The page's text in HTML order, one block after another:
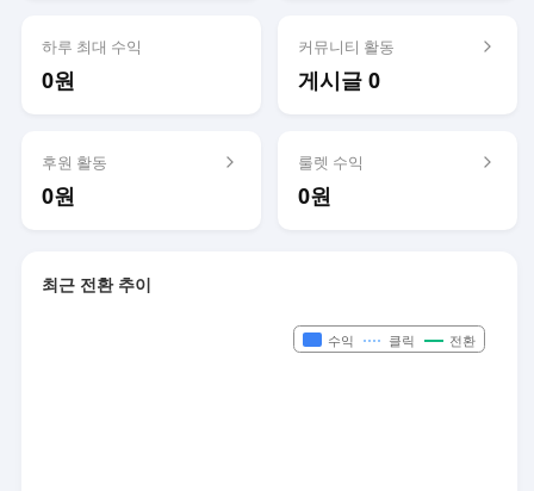
하루 최대 수익
0원
커뮤니티 활동
게시글 0
후원 활동
0원
룰렛 수익
0원
최근 전환 추이